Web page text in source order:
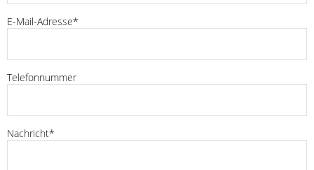
E-Mail-Adresse*
Telefonnummer
Nachricht*